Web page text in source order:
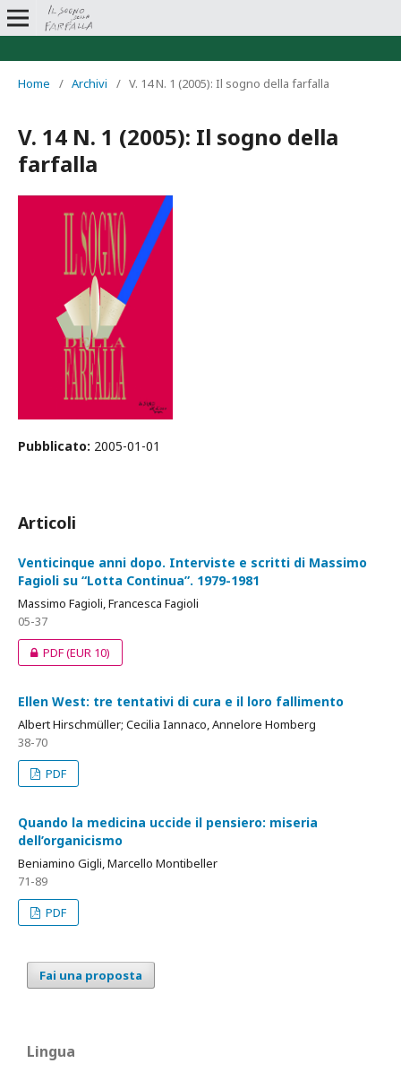
Home / Archivi / V. 14 N. 1 (2005): Il sogno della farfalla
V. 14 N. 1 (2005): Il sogno della
farfalla
Pubblicato: 2005-01-01
Articoli
Venticinque anni dopo. Interviste e scritti di Massimo
Fagioli su “Lotta Continua”. 1979-1981
Massimo Fagioli, Francesca Fagioli
05-37
PDF(EUR 10)
Ellen West: tre tentativi di cura e il loro fallimento
Albert Hirschmüller; Cecilia Iannaco, Annelore Homberg
38-70
PDF
Quando la medicina uccide il pensiero: miseria
dell’organicismo
Beniamino Gigli, Marcello Montibeller
71-89
PDF
Fai una proposta
Lingua